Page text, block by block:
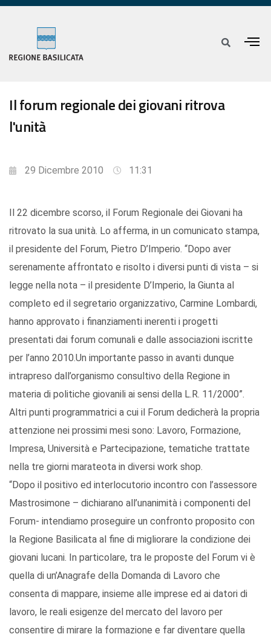
Il forum regionale dei giovani ritrova
l'unità
29 Dicembre 2010 11:31
Il 22 dicembre scorso, il Forum Regionale dei Giovani ha
ritrovato la sua unità. Lo afferma, in un comunicato stampa,
il presidente del Forum, Pietro D’Imperio. “Dopo aver
serenamente affrontato e risolto i diversi punti di vista – si
legge nella nota – il presidente D’Imperio, la Giunta al
completo ed il segretario organizzativo, Carmine Lombardi,
hanno approvato i finanziamenti inerenti i progetti
presentati dai forum comunali e dalle associazioni iscritte
per l’anno 2010.Un importante passo in avanti dunque
intrapreso dall’organismo consultivo della Regione in
materia di politiche giovanili ai sensi della L.R. 11/2000”.
Altri punti programmatrici a cui il Forum dedicherà la propria
attenzione nei prossimi mesi sono: Lavoro, Formazione,
Impresa, Università e Partecipazione, tematiche trattate
nella tre giorni marateota in diversi work shop.
“Dopo il positivo ed interlocutorio incontro con l’assessore
Mastrosimone – dichiarano all’unanimità i componenti del
Forum- intendiamo proseguire un confronto proposito con
la Regione Basilicata al fine di migliorare la condizione dei
giovani lucani. In particolare, tra le proposte del Forum vi è
quella di un’Anagrafe della Domanda di Lavoro che
consenta di mappare, insieme alle imprese ed ai datori di
lavoro, le reali esigenze del mercato del lavoro per
consentire di mirare la formazione e far diventare quella